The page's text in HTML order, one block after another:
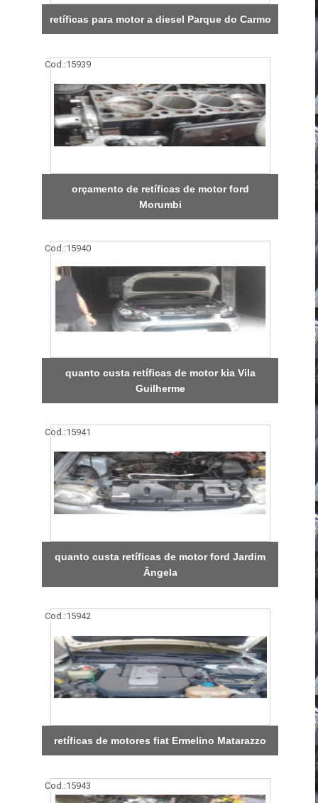
retíficas para motor a diesel Parque do Carmo
Cod.:15939
orçamento de retíficas de motor ford
Morumbi
Cod.:15940
quanto custa retíficas de motor kia Vila
Guilherme
Cod.:15941
quanto custa retíficas de motor ford Jardim
Ângela
Cod.:15942
retíficas de motores fiat Ermelino Matarazzo
Cod.:15943